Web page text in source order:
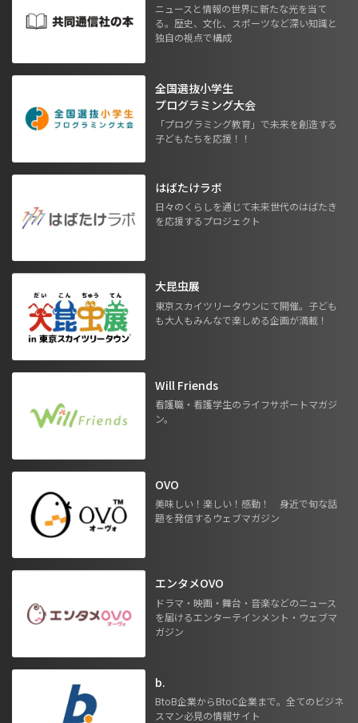
ニュースと情報の世界に新たな光を当て
る。歴史、文化、スポーツなど深い知識と
独自の視点で構成
全国選抜小学生
プログラミング大会
「プログラミング教育」で未来を創造する
子どもたちを応援！！
はばたけラボ
日々のくらしを通じて未来世代のはばたき
を応援するプロジェクト
大昆虫展
東京スカイツリータウンにて開催。子ども
も大人もみんなで楽しめる企画が満載！
Will Friends
看護職・看護学生のライフサポートマガジ
ン。
OVO
美味しい！楽しい！感動！ 身近で旬な話
題を発信するウェブマガジン
エンタメOVO
ドラマ・映画・舞台・音楽などのニュース
を届けるエンターテインメント・ウェブマ
ガジン
b.
BtoB企業からBtoC企業まで。全てのビジネ
スマン必見の情報サイト